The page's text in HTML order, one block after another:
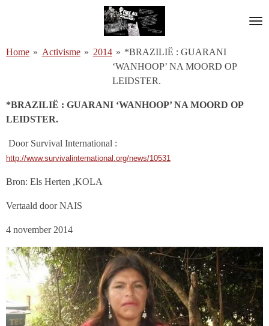
de
Home » Activisme » 2014 » *BRAZILIË : GUARANI
‘WANHOOP’ NA MOORD OP
LEIDSTER.
*BRAZILIË : GUARANI ‘WANHOOP’ NA MOORD OP
LEIDSTER.
Door Survival International :
http://www.survivalinternational.org/news/10531
Bron: Els Herten ,KOLA
Vertaald door NAIS
4 november 2014